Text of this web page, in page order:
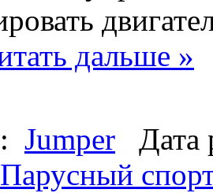
дальше »
Jumper Дата
Парусный